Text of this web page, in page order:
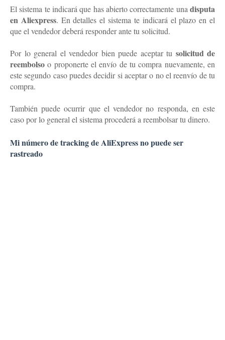
El sistema te indicará que has abierto correctamente una disputa
en Aliexpress. En detalles el sistema te indicará el plazo en el
que el vendedor deberá responder ante tu solicitud.
Por lo general el vendedor bien puede aceptar tu solicitud de
reembolso o proponerte el envío de tu compra nuevamente, en
este segundo caso puedes decidir si aceptar o no el reenvío de tu
compra.
También puede ocurrir que el vendedor no responda, en este
caso por lo general el sistema procederá a reembolsar tu dinero.
Mi número de tracking de AliExpress no puede ser
rastreado